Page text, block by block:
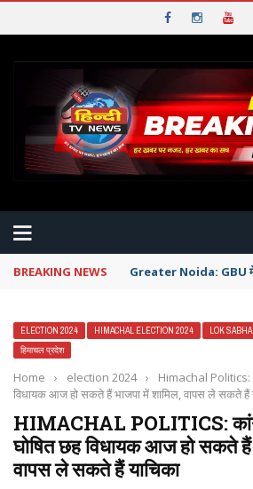
BREAKING NEWS CWG 2026: PM से
ELECTION 2024 HIMACHAL ELECTION 2024
LOK
हिमाचल प्रदेश
Home › election 2024 ›
Himachal Politics:
विधायक आज हो सकते हैं भाजपा में शामिल, वापस ले सकते हैं
HIMACHAL POLITICS:
घोषित छह विधायक आज हो सकते हैं
वापस ले सकते हैं याचिका